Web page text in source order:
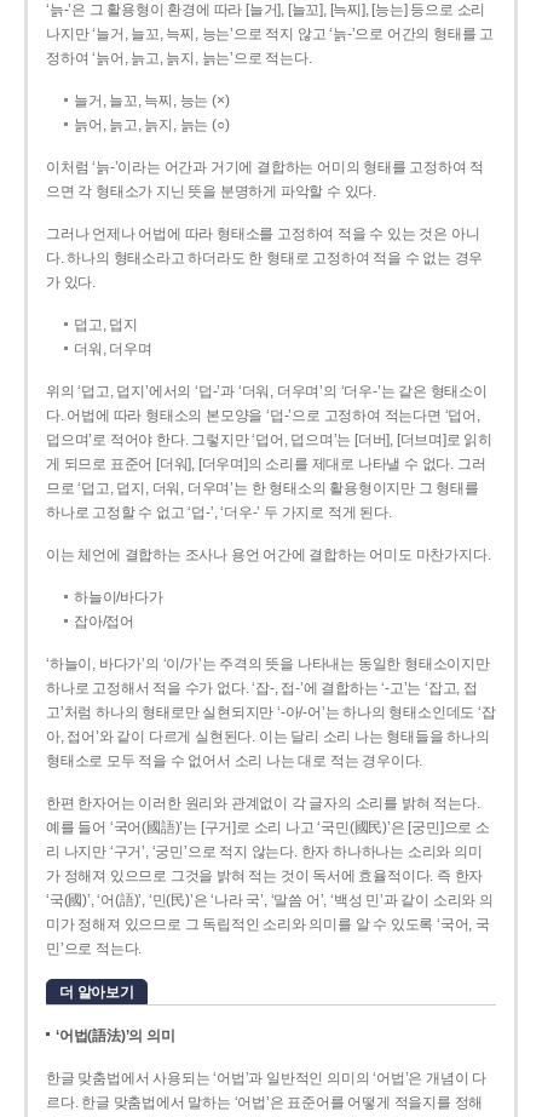
‘늙-’은 그 활용형이 환경에 따라 [늘거], [늘꼬], [늑찌], [능는] 등으로 소리
나지만 ‘늘거, 늘꼬, 늑찌, 능는’으로 적지 않고 ‘늙-’으로 어간의 형태를 고
정하여 ‘늙어, 늙고, 늙지, 늙는’으로 적는다.
늘거, 늘꼬, 늑찌, 능는 (×)
늙어, 늙고, 늙지, 늙는 (○)
이처럼 ‘늙-­’이라는 어간과 거기에 결합하는 어미의 형태를 고정하여 적
으면 각 형태소가 지닌 뜻을 분명하게 파악할 수 있다.
그러나 언제나 어법에 따라 형태소를 고정하여 적을 수 있는 것은 아니
다. 하나의 형태소라고 하더라도 한 형태로 고정하여 적을 수 없는 경우
가 있다.
덥고, 덥지
더워, 더우며
위의 ‘덥고, 덥지’에서의 ‘덥-­’과 ‘더워, 더우며’의 ‘더우-­’는 같은 형태소이
다. 어법에 따라 형태소의 본모양을 ‘덥-­’으로 고정하여 적는다면 ‘덥어,
덥으며’로 적어야 한다. 그렇지만 ‘덥어, 덥으며’는 [더버], [더브며]로 읽히
게 되므로 표준어 [더워], [더우며]의 소리를 제대로 나타낼 수 없다. 그러
므로 ‘덥고, 덥지, 더워, 더우며’는 한 형태소의 활용형이지만 그 형태를
하나로 고정할 수 없고 ‘덥-’, ‘더우-’ 두 가지로 적게 된다.
이는 체언에 결합하는 조사나 용언 어간에 결합하는 어미도 마찬가지다.
하늘이/바다가
잡아/접어
‘하늘이, 바다가’의 ‘이/가’는 주격의 뜻을 나타내는 동일한 형태소이지만
하나로 고정해서 적을 수가 없다. ‘잡-, 접-’에 결합하는 ‘-고’는 ‘잡고, 접
고’처럼 하나의 형태로만 실현되지만 ‘-아/-어’는 하나의 형태소인데도 ‘잡
아, 접어’와 같이 다르게 실현된다. 이는 달리 소리 나는 형태들을 하나의
형태소로 모두 적을 수 없어서 소리 나는 대로 적는 경우이다.
한편 한자어는 이러한 원리와 관계없이 각 글자의 소리를 밝혀 적는다.
예를 들어 ‘국어(國語)’는 [구거]로 소리 나고 ‘국민(國民)’은 [궁민]으로 소
리 나지만 ‘구거’, ‘궁민’으로 적지 않는다. 한자 하나하나는 소리와 의미
가 정해져 있으므로 그것을 밝혀 적는 것이 독서에 효율적이다. 즉 한자
‘국(國)’, ‘어(語)’, ‘민(民)’은 ‘나라 국’, ‘말씀 어’, ‘백성 민’과 같이 소리와 의
미가 정해져 있으므로 그 독립적인 소리와 의미를 알 수 있도록 ‘국어, 국
민’으로 적는다.
더 알아보기
‘어법(語法)’의 의미
한글 맞춤법에서 사용되는 ‘어법’과 일반적인 의미의 ‘어법’은 개념이 다
르다. 한글 맞춤법에서 말하는 ‘어법’은 표준어를 어떻게 적을지를 정해